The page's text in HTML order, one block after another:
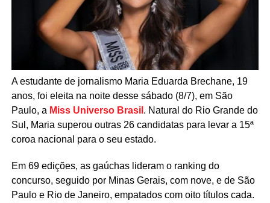
A estudante de jornalismo Maria Eduarda Brechane, 19
anos, foi eleita na noite desse sábado (8/7), em São
Paulo, a Miss Universo Brasil . Natural do Rio Grande do
Sul, Maria superou outras 26 candidatas para levar a 15ª
coroa nacional para o seu estado.
Em 69 edições, as gaúchas lideram o ranking do
concurso, seguido por Minas Gerais, com nove, e de São
Paulo e Rio de Janeiro, empatados com oito títulos cada.